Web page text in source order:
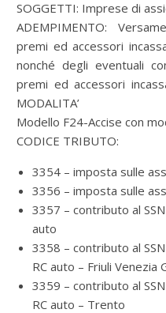
SOGGETTI: Imprese di
ADEMPIMENTO:
premi ed accessori
nonché degli eventuali
premi ed accessori
MODALITA’
Modello F24-Accise con
CODICE TRIBUTO:
3354 – imposta sulle
3356 – imposta sulle
3357 – contributo al
auto
3358 – contributo al
RC auto – Friuli Venezia
3359 – contributo al
RC auto – Trento